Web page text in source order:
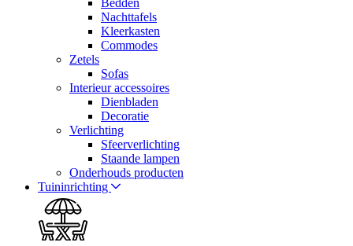
Nachttafels
Kleerkasten
Commodes
Zetels
Sofas
Interieur accessoires
Dienbladen
Decoratie
Verlichting
Sfeerverlichting
Staande lampen
Onderhouds producten
Tuininrichting